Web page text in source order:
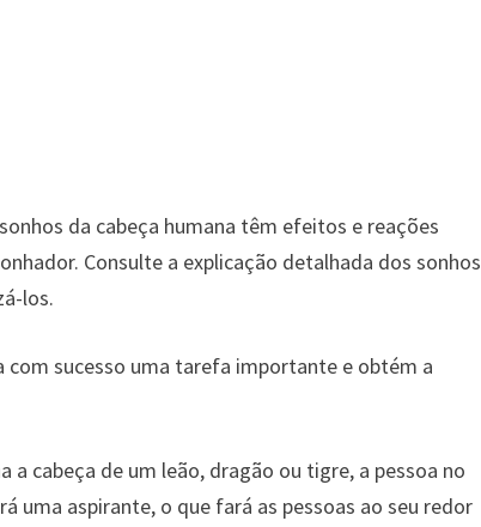
da cabeça humana têm efeitos e reações
Consulte a explicação detalhada dos sonhos
los.
com sucesso uma tarefa importante e obtém a
a cabeça de um leão, dragão ou tigre, a pessoa no
uma aspirante, o que fará as pessoas ao seu redor